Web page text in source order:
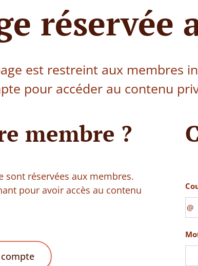
réservée
est restreint aux membres
pour accéder au contenu
membre ?
sont réservées aux membres.
pour avoir accès au contenu